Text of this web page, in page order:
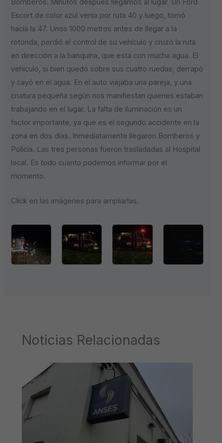
Bomberos. Minutos después llegamos al lugar. Un Ford
Escort de color azul venía por ruta 40 y luego, tomó
hacia la 47. Unos 1000 metros antes de llegar a la
rotonda, perdió el control de su vehículo y cruzó la ruta
en dirección a la banquina, que está con mucha agua. El
vehículo, si bien quedó sobre sus cuatro ruedas, derrapó
y cayó en el agua. En el auto viajaba una pareja, y una
criatura pequeña según nos manifiestan quienes estaban
trabajando en el lugar. La falta de iluminación es un
factor importante, ya que es el segundo accidente en la
zona en dos días. Inmediatamente llegaron Bomberos y
Policía. Las tres personas fueron trasladadas al Hospital
local. Es todo cuanto podemos informar por el
momento.
Click en las imágenes para ampliarlas.
Noticias Relacionadas